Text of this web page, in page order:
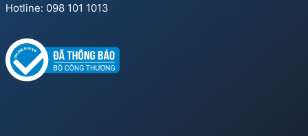
Hotline: 098 101 1013